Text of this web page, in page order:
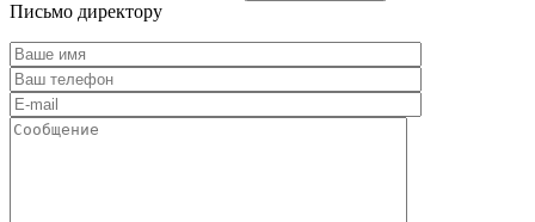
Письмо директору